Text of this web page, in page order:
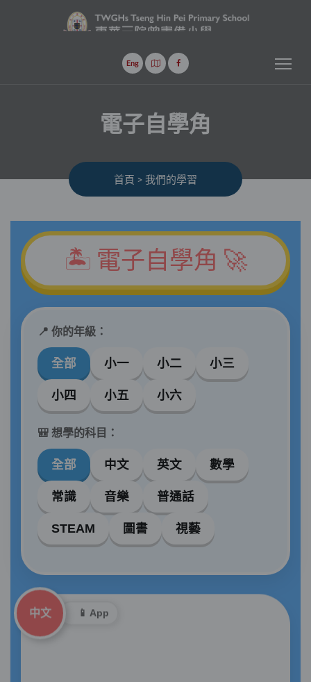
Eng
電子自學角
首頁 > 我們的學習
🏝️ 電子自學角 🚀
📍 你的年級：
全部 小一 小二 小三
小四 小五 小六
🎒 想學的科目：
全部 中文 英文 數學
常識 音樂 普通話
STEAM 圖書 視藝
中文 📱 App